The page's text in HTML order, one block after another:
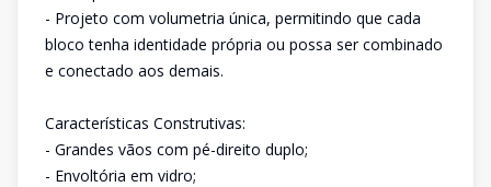
- Projeto com volumetria única, permitindo que cada
bloco tenha identidade própria ou possa ser combinado
e conectado aos demais.
Características Construtivas:
- Grandes vãos com pé-direito duplo;
- Envoltória em vidro;